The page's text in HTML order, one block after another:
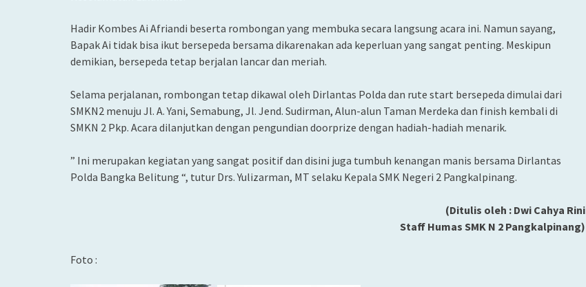
Hadir Kombes Ai Afriandi beserta rombongan yang membuka secara langsung acara ini. Namun sayang,
Bapak Ai tidak bisa ikut bersepeda bersama dikarenakan ada keperluan yang sangat penting. Meskipun
demikian, bersepeda tetap berjalan lancar dan meriah.
Selama perjalanan, rombongan tetap dikawal oleh Dirlantas Polda dan rute start bersepeda dimulai dari
SMKN2 menuju Jl. A. Yani, Semabung, Jl. Jend. Sudirman, Alun-alun Taman Merdeka dan finish kembali di
SMKN 2 Pkp. Acara dilanjutkan dengan pengundian doorprize dengan hadiah-hadiah menarik.
” Ini merupakan kegiatan yang sangat positif dan disini juga tumbuh kenangan manis bersama Dirlantas
Polda Bangka Belitung “, tutur Drs. Yulizarman, MT selaku Kepala SMK Negeri 2 Pangkalpinang.
(Ditulis oleh : Dwi Cahya Rini
Staff Humas SMK N 2 Pangkalpinang)
Foto :